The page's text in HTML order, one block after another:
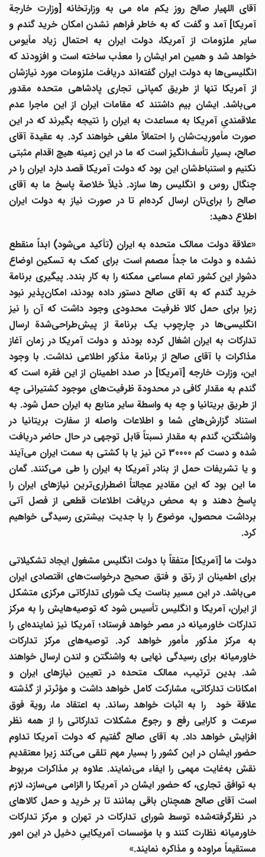
آقای اللهیار صالح روز یکم ماه می به وزارتخانه [وزارت خارجة
آمریکا] آمد و گفت که به خاطر فراهم نشدن امکان خرید گندم و
سایر ملزومات از آمریکا، دولت ایران به احتمال زیاد مأیوس
خواهد شد و همین امر ایشان را معذب ساخته است و افزودند که
انگلیسیها به دولت ایران گفتهاند دریافت ملزومات مورد نیازشان
از آمریکا تنها از طریق کمپانی تجاری پادشاهی متحده مقدور
میباشد. ایشان بیم داشتند که مقامات ایران از این ماجرا عدم
علاقمندیِ آمریکا به مساعدت به ایران را نتیجه بگیرند که در این
صورت مأموریتشان را احتمالاً ملغی خواهند کرد. به عقیدة آقای
صالح، بسیار تأسفانگیز است که ما در این زمینه هیچ اقدام مثبتی
نکنیم و استنباطشان این بود که دولت آمریکا قصد دارد ایران را در
چنگال روس و انگلیس رها سازد. ذیلاً خلاصة پاسخ ما به آقای
صالح را برایتان ارسال کردهام تا در صورت نیاز به دولت ایران
اطلاع دهید:
«علاقة دولت ممالک متحده به ایران (تأکید میشود) ابداً منقطع
نشده و دولت ما جداً مصمم است برای کمک به تسکین اوضاع
دشوار این کشور تمام مساعی ممکنه را به کار بندد. پیگیری برنامة
خرید گندم که به آقای صالح دستور داده بودند، امکانپذیر نبود
زیرا برای حمل کالا ظرفیت محدودی وجود داشت که آن را نیز
انگلیسیها در چارچوب یک برنامة از پیشطراحیشدة ارسال
تدارکات به ایران اشغال کرده بودند و دولت آمریکا در زمان آغاز
مذاکرات با آقای صالح از برنامة مذکور اطلاعی نداشت. با وجود
این، وزارت خارجه [آمریکا] در صدد اطمینان از این فقره است که
گندم به مقدار کافی در محدودة ظرفیتهای موجود کشتیرانی چه
از طریق بریتانیا و چه به واسطة سایر منابع به ایران حمل شود. به
استناد گزارشهای شما و اطلاعات واصله از سفارت بریتانیا در
واشنگتن، گندم به مقدار نسبتاً قابل توجهی در حال حاضر دریافت
شده و دست کم 30000 تن نیز یا با کشتی به سمت ایران می
آیند
و یا تشریفات حمل از بنادر آمریکا به ایران را طی میکنند. گمان
ما این بود که این مقادیر عجالتاً اضطراریترین نیازهای ایران را
پاسخ دهند و به محض دریافت اطلاعات قطعی از فصل آتی
برداشت محصول، موضوع را با جدیت بیشتری رسیدگی خواهیم
کرد.
دولت ما [آمریکا] متفقاً با دولت انگلیس مشغول ایجاد تشکیلاتی
برای اطمینان از رتق و فتق صحیح درخواستهای اقتصادی ایران
میباشد. در این مسیر بناست یک شورای تدارکاتی مرکزی متشکل
از ایران، آمریکا و انگلیس تأسیس شود که توصیههایش را به مرکز
تدارکات خاورمیانه در مصر خواهد فرستاد؛ آمریکا نیز نمایندهای را
به مرکز مذکور مأمور خواهد کرد. توصیههای مرکز تدارکات
خاورمیانه برای رسیدگی نهایی به واشنگتن و لندن ارسال خواهند
شد. بدین ترتیب، ممالک متحده در تعیین نیازهای ایران و
امکانات تدارکاتی، مشارکت کامل خواهد داشت و مؤثرتر از گذشته
علاقة خود را به اثبات خواهد رساند. به اعتقاد ما، رویة فوق
سرعت و کارایی رفع و رجوع مشکلات تدارکاتی را از همه نظر
افزایش خواهد داد. به آقای صالح گفتیم که دولت آمریکا تداوم
حضور ایشان در این کشور را بسیار مهم تلقی میکند زیرا معتقدیم
نقش به غایت مهمی را ایفاء مینمایند. علاوه بر مذاکرات مربوط
به توافق تجاری، که حضور ایشان در آمریکا را الزامی میسازد، لازم
است آقای صالح همچنان باقی بمانند تا بر خرید و حمل کالاهای
در نظرگرفتهشده توسط شورای تدارکات در تهران و مرکز تدارکات
خاورمیانه نظارت کنند و با مؤسسات آمریکاییِ دخیل در این امور
مستقیماً مراوده و مذاکره نمایند.»